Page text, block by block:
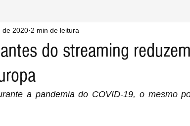
do streaming
de 2020 2 min de leitura
a pandemia do COVID-19, o mesmo